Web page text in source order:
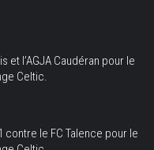
et l’AGJA Caudéran pour le
Celtic.
contre le FC Talence pour le